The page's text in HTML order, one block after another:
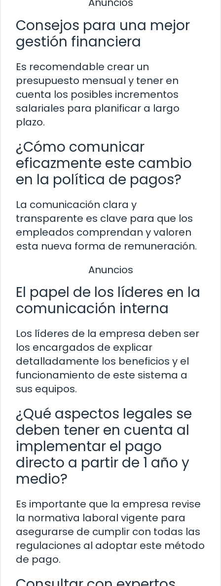
Consejos para una mejor
gestión financiera
Es recomendable crear un
presupuesto mensual y tener en
cuenta los posibles incrementos
salariales para planificar a largo
plazo.
¿Cómo comunicar
eficazmente este cambio
en la política de pagos?
La comunicación clara y
transparente es clave para que los
empleados comprendan y valoren
esta nueva forma de remuneración.
Anuncios
El papel de los líderes en la
comunicación interna
Los líderes de la empresa deben ser
los encargados de explicar
detalladamente los beneficios y el
funcionamiento de este sistema a
sus equipos.
¿Qué aspectos legales se
deben tener en cuenta al
implementar el pago
directo a partir de 1 año y
medio?
Es importante que la empresa revise
la normativa laboral vigente para
asegurarse de cumplir con todas las
regulaciones al adoptar este método
de pago.